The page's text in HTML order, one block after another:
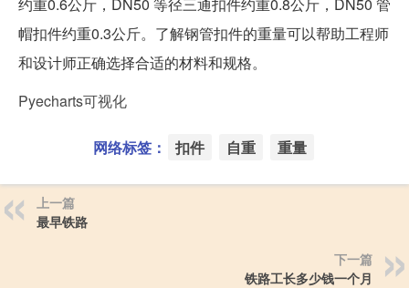
帽扣件约重0.3公斤。了解钢管扣件的重量可以帮助工程师
和设计师正确选择合适的材料和规格。
Pyecharts可视化
网络标签： 扣件 自重 重量
上一篇
最早铁路
下一篇
铁路工长多少钱一个月